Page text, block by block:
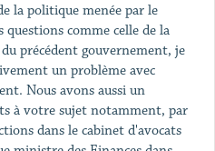
la politique menée par le
comme celle de la
précédent gouvernement, je
un problème avec
Nous avons aussi un
à votre sujet notamment, par
dans le cabinet d'avocats